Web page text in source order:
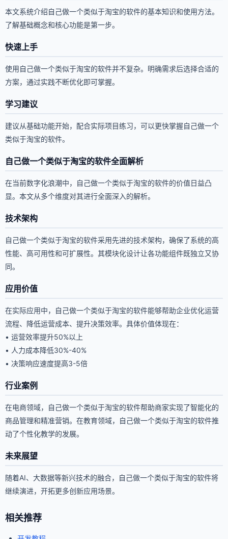
本文系统介绍自己做一个类似于淘宝的软件的基本知识和使用方法。
了解基础概念和核心功能是第一步。
快速上手
使用自己做一个类似于淘宝的软件并不复杂。明确需求后选择合适的
方案，通过实践不断优化即可掌握。
学习建议
建议从基础功能开始，配合实际项目练习，可以更快掌握自己做一个
类似于淘宝的软件。
自己做一个类似于淘宝的软件全面解析
在当前数字化浪潮中，自己做一个类似于淘宝的软件的价值日益凸
显。本文从多个维度对其进行全面深入的解析。
技术架构
自己做一个类似于淘宝的软件采用先进的技术架构，确保了系统的高
性能、高可用性和可扩展性。其模块化设计让各功能组件既独立又协
同。
应用价值
在实际应用中，自己做一个类似于淘宝的软件能够帮助企业优化运营
流程、降低运营成本、提升决策效率。具体价值体现在：
• 运营效率提升50%以上
• 人力成本降低30%-40%
• 决策响应速度提高3-5倍
行业案例
在电商领域，自己做一个类似于淘宝的软件帮助商家实现了智能化的
商品管理和精准营销。在教育领域，自己做一个类似于淘宝的软件推
动了个性化教学的发展。
未来展望
随着AI、大数据等新兴技术的融合，自己做一个类似于淘宝的软件将
继续演进，开拓更多创新应用场景。
相关推荐